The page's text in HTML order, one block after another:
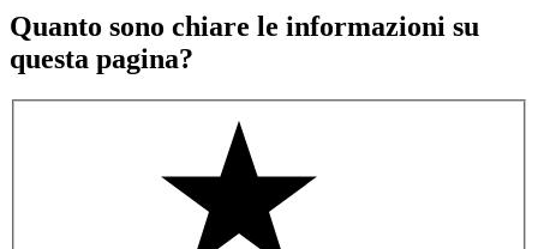
Quanto sono chiare le informazioni su
questa pagina?